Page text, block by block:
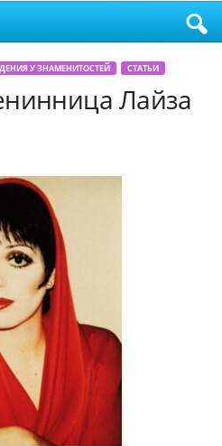
У ЗНАМЕНИТОСТЕЙ СТАТЬИ
Лайза